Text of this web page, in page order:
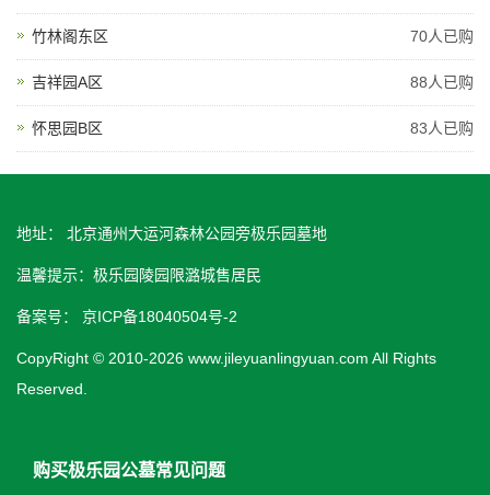
竹林阁东区 70人已购
吉祥园A区 88人已购
怀思园B区 83人已购
地址： 北京通州大运河森林公园旁极乐园墓地
温馨提示：极乐园陵园限潞城售居民
备案号： 京ICP备18040504号-2
CopyRight © 2010-2026 www.jileyuanlingyuan.com All Rights
Reserved.
购买极乐园公墓常见问题